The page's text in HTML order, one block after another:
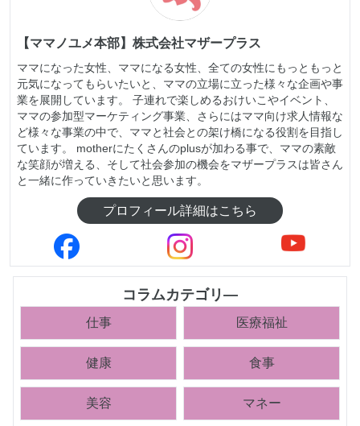
【ママノユメ本部】株式会社マザープラス
ママになった女性、ママになる女性、全ての女性にもっともっと
元気になってもらいたいと、ママの立場に立った様々な企画や事
業を展開しています。 子連れで楽しめるおけいこやイベント、
ママの参加型マーケティング事業、さらにはママ向け求人情報な
ど様々な事業の中で、ママと社会との架け橋になる役割を目指し
ています。 motherにたくさんのplusが加わる事で、ママの素敵
な笑顔が増える、そして社会参加の機会をマザープラスは皆さん
と一緒に作っていきたいと思います。
プロフィール詳細はこちら
コラムカテゴリ―
仕事 医療福祉
健康 食事
美容 マネー